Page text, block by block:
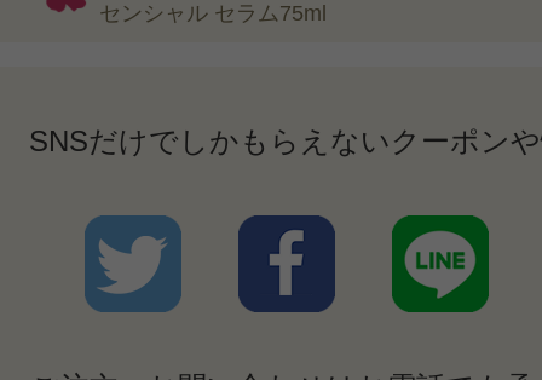
センシャル セラム75ml
SNSだけでしかもらえないクーポン